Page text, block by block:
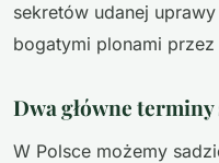
sekretów udanej
bogatymi plonami przez
Dwa główne
W Polsce możemy